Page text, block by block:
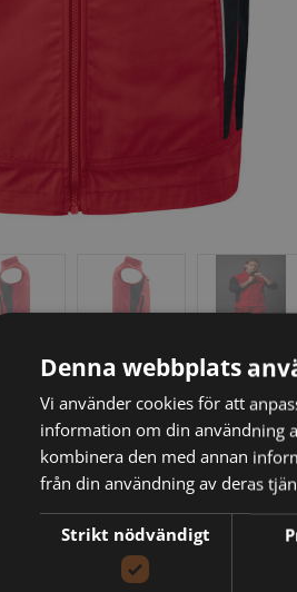
INFORMATION
Denna webbplats
Vi använder cookies för att
information om din användning
kombinera den med annan
från din användning av deras
Strikt nödvändigt